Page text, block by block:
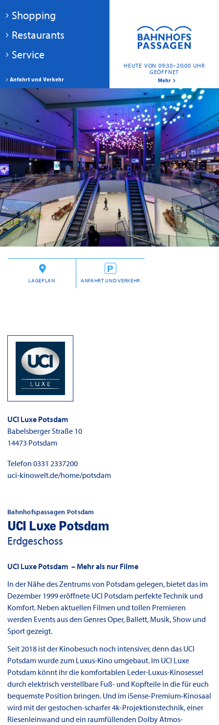
HEUTE VON 09:30–20:00 UHR
GEÖFFNET
Mehr
Anfahrt und Verkehr
Shopping
Restaurants
Service
LAGEPLAN ANFAHRT UND VERKEHR
UCI Luxe Potsdam
Babelsberger Straße 10
14473 Potsdam
Telefon 0331 2337200
uci-kinowelt.de/home/potsdam
Bahnhofspassagen Potsdam
UCI Luxe Potsdam
Erdgeschoss
UCI Luxe Potsdam – Mehr als nur Filme
In der Nähe des Zentrums von Potsdam gelegen, bietet das im
Dezember 1999 eröffnete UCI Potsdam perfekte Technik und
Komfort. Neben aktuellen Filmen und tollen Premieren
werden Events aus den Genres Oper, Ballett, Musik, Show und
Sport gezeigt.
Seit 2018 ist der Kinobesuch noch intensiver, denn das UCI
Potsdam wurde zum Luxus-Kino umgebaut. Im UCI Luxe
Potsdam könnt ihr die komfortablen Leder-Luxus-Kinosessel
durch elektrisch verstellbare Fuß- und Kopfteile in die für euch
bequemste Position bringen. Und im iSense-Premium-Kinosaal
wird mit der gestochen-scharfer 4k-Projektionstechnik, einer
Riesenleinwand und ein raumfüllenden Dolby Atmos-